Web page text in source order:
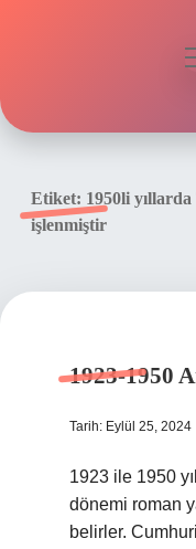
Yasal Uyarı
Etiket: 1950li
işlenmiştir
1923-1950
Tarih: Eylül 25, 2024
1923 ile 1950
dönemi roman
belirler.